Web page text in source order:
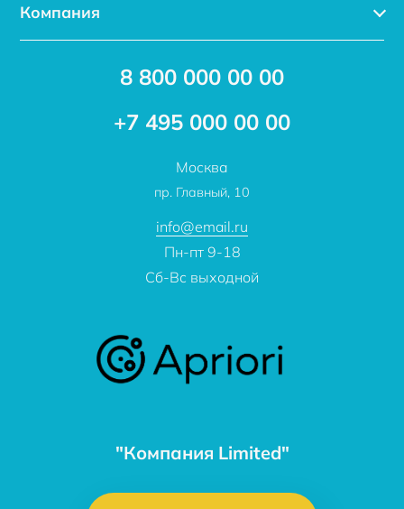
"Компания Limited"
Услуги
Компания
Доставка
8 800 000 00 00
+7 495 000 00 00
Москва
пр. Главный, 10
info@email.ru
Пн-пт 9-18
Сб-Вс выходной